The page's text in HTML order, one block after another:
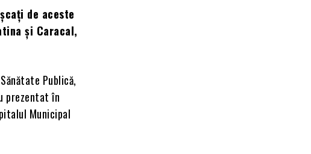
de aceste
și Caracal,
Publică,
prezentat în
Municipal